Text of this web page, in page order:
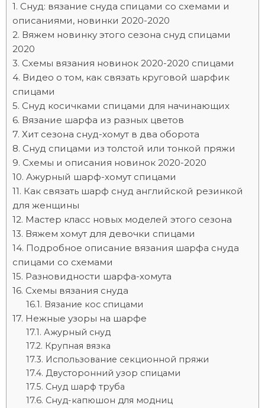
Снуд: вязание снуда спицами со схемами и
описаниями, новинки 2020-2020
Вяжем новинку этого сезона снуд спицами
2020
Схемы вязания новинок 2020-2020 спицами
Видео о том, как связать круговой шарфик
спицами
Снуд косичками спицами для начинающих
Вязание шарфа из разных цветов
Хит сезона снуд-хомут в два оборота
Снуд спицами из толстой или тонкой пряжи
Схемы и описания новинок 2020-2020
Ажурный шарф-хомут спицами
Как связать шарф снуд английской резинкой
для женщины
Мастер класс новых моделей этого сезона
Вяжем хомут для девочки спицами
Подробное описание вязания шарфа снуда
спицами со схемами
Разновидности шарфа-хомута
Схемы вязания снуда
Вязание кос спицами
Нежные узоры на шарфе
Ажурный снуд
Крупная вязка
Использование секционной пряжи
Двусторонний узор спицами
Снуд шарф труба
Снуд-капюшон для модниц